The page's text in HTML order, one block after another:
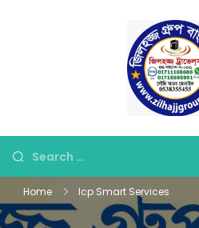
Looking
for
Something?
Home Icp Smart Services